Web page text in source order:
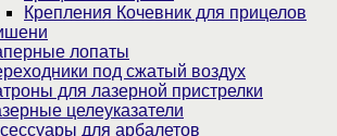
Крепления Кочевник для прицелов
лопаты
под сжатый воздух
для лазерной пристрелки
целеуказатели
для арбалетов